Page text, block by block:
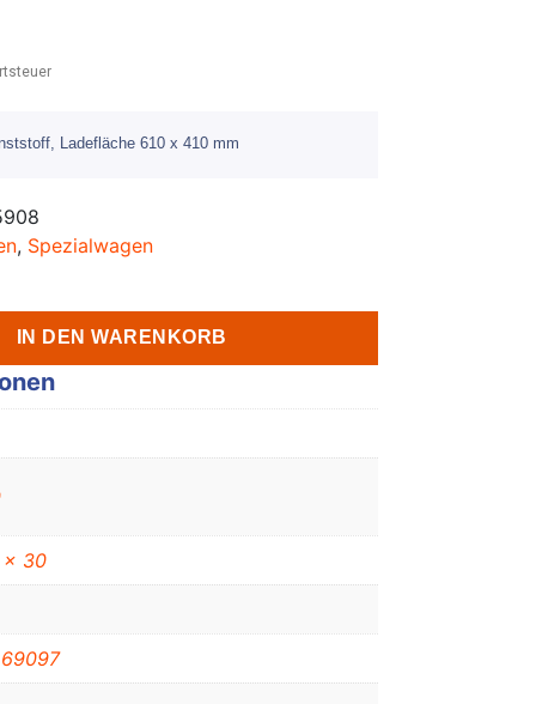
Ladefläche 610 x 410 mm
, Spezialwagen
IN DEN WARENKORB
x 30